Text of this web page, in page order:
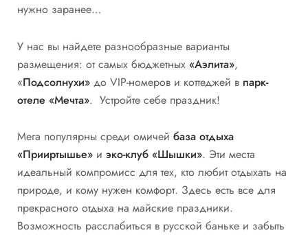
нужно заранее…
У нас вы найдете разнообразные варианты
размещения: от самых бюджетных «Аэлита»,
«Подсолнухи» до VIP-номеров и коттеджей в парк-
отеле «Мечта». Устройте себе праздник!
Мега популярны среди омичей база отдыха
«Прииртышье» и эко-клуб «Шышки». Эти места
идеальный компромисс для тех, кто любит отдыхать на
природе, и кому нужен комфорт. Здесь есть все для
прекрасного отдыха на майские праздники.
Возможность расслабиться в русской баньке и забыть